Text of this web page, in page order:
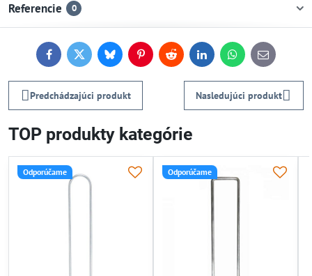
Referencie 0
FacebookTwitterBlueskyPinterestReddit LinkedInWhatsApp
E-
mail
Predchádzajúci produkt Nasledujúci produkt
TOP produkty kategórie
Odporúčame Odporúčame